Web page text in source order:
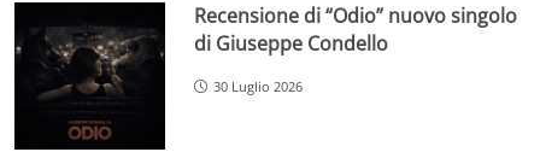
Recensione di “Odio” nuovo singolo
di Giuseppe Condello
30 Luglio 2026